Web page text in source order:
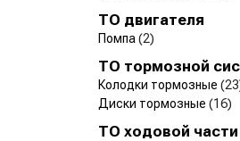
ТО двигателя
Помпа (2)
ТО тормозной
Колодки тормозные
Диски тормозные (16)
ТО ходовой части